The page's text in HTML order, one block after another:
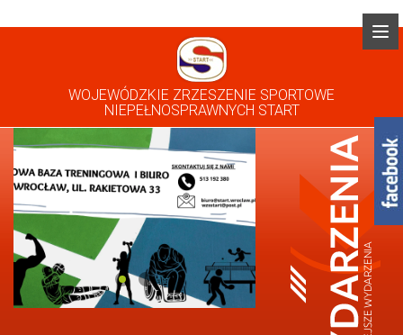
WOJEWÓDZKIE ZRZESZENIE SPORTOWE
NIEPEŁNOSPRAWNYCH START